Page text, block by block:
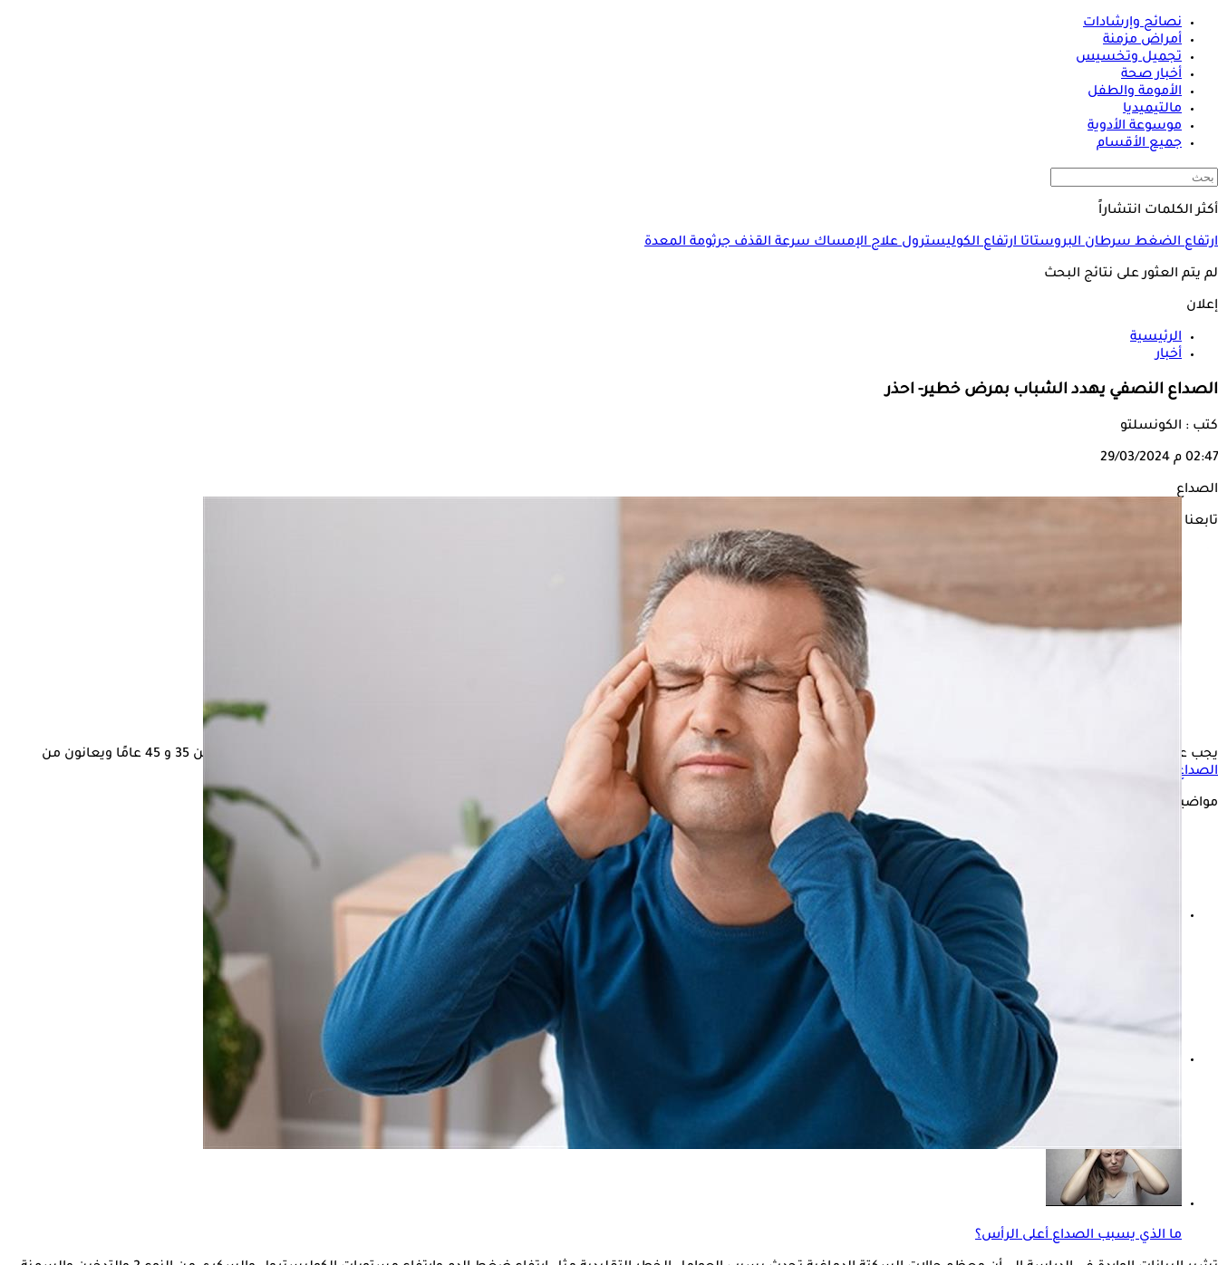
نصائح وإرشادات
أمراض مزمنة
تجميل وتخسيس
أخبار صحة
الأمومة والطفل
مالتيميديا
موسوعة الأدوية
جميع الأقسام
أكثر الكلمات انتشاراً
ارتفاع الضغطسرطان البروستاتاارتفاع الكوليسترولعلاج الإمساكسرعة القذفجرثومة المعدة
لم يتم العثور على نتائج البحث
إعلان
الرئيسية
أخبار
الصداع النصفي يهدد الشباب بمرض خطير- احذر
كتب : الكونسلتو
02:47 م 29/03/2024
الصداع
تابعنا على
يجب على الشباب عدم التهاون في علاج
النصفي، حيث يمكن أن يتسبب إهماله في زيادة خطر الإصابة بمرض خطير. ووجدت الدراسة أن الشباب الذين تتراوح أعمارهم بين 35 و 45 عامًا ويعانون من
الصداع النصفي
يكونون أكثر عرضة للإصابة بالسكتة الدماغية، وهذا وفقا لدراسة حديثة نشرت في موقع "Health day".
مواضيع ذات صلة
كيف أعرف أن الصداع بسبب الأذن؟- إليك الإجابة
الصداع في الجانب الأيمن من الرأس- علام يشير؟
ما الذي يسبب الصداع أعلى الرأس؟